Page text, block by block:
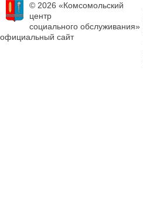
© 2026 «Комсомольский
центр
социального обслуживания»
официальный сайт